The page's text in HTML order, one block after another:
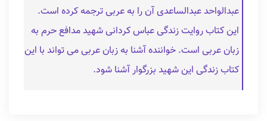
عبدالواحد عبدالساعدی آن را به عربی ترجمه کرده است.
این کتاب روایت زندگی عباس کردانی شهید مدافع حرم به
زبان عربی است. خواننده آشنا به زبان عربی می تواند با این
کتاب زندگی این شهید بزرگوار آشنا شود.